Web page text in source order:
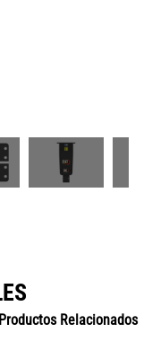
Relacionados